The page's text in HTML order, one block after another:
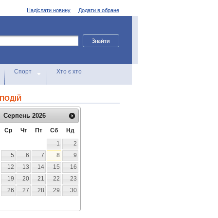
Додати в обране
Надіслати новину
Спорт Хто є хто
Серпень 2026
Ср Чт Пт Сб
Нд
1
2
5 6 7 8
9
12 13 14 15
16
19 20 21 22
23
26 27 28 29
30